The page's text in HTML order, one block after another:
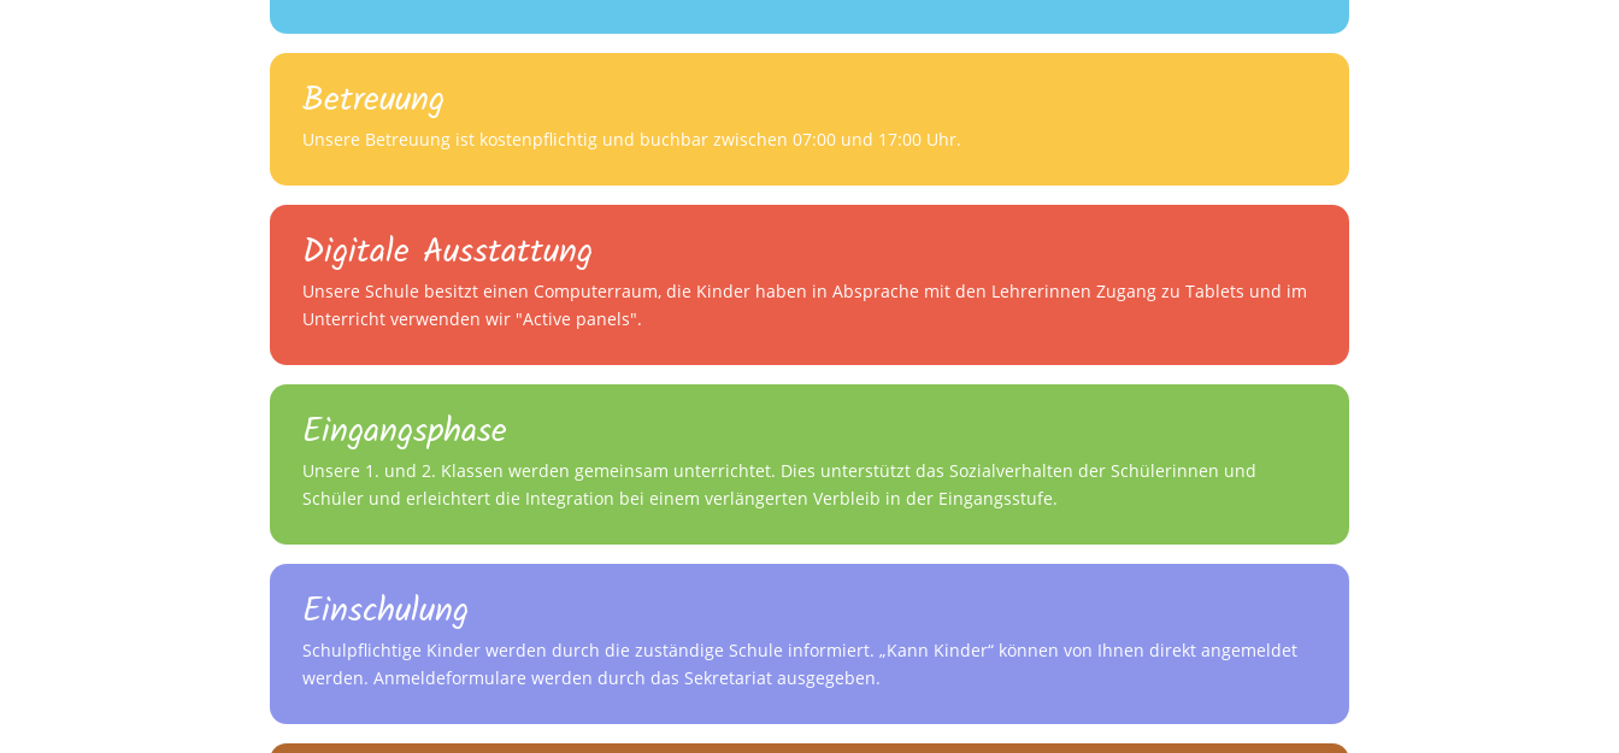
Betreuung
Unsere Betreuung ist kostenpflichtig und buchbar zwischen 07:00 und 17:00 Uhr.
Digitale Ausstattung
Unsere Schule besitzt einen Computerraum, die Kinder haben in Absprache mit den Lehrerinnen Zugang zu Tablets und im
Unterricht verwenden wir "Active panels".
Eingangsphase
Unsere 1. und 2. Klassen werden gemeinsam unterrichtet. Dies unterstützt das Sozialverhalten der Schülerinnen und
Schüler und erleichtert die Integration bei einem verlängerten Verbleib in der Eingangsstufe.
Einschulung
Schulpflichtige Kinder werden durch die zuständige Schule informiert. „Kann Kinder“ können von Ihnen direkt angemeldet
werden. Anmeldeformulare werden durch das Sekretariat ausgegeben.